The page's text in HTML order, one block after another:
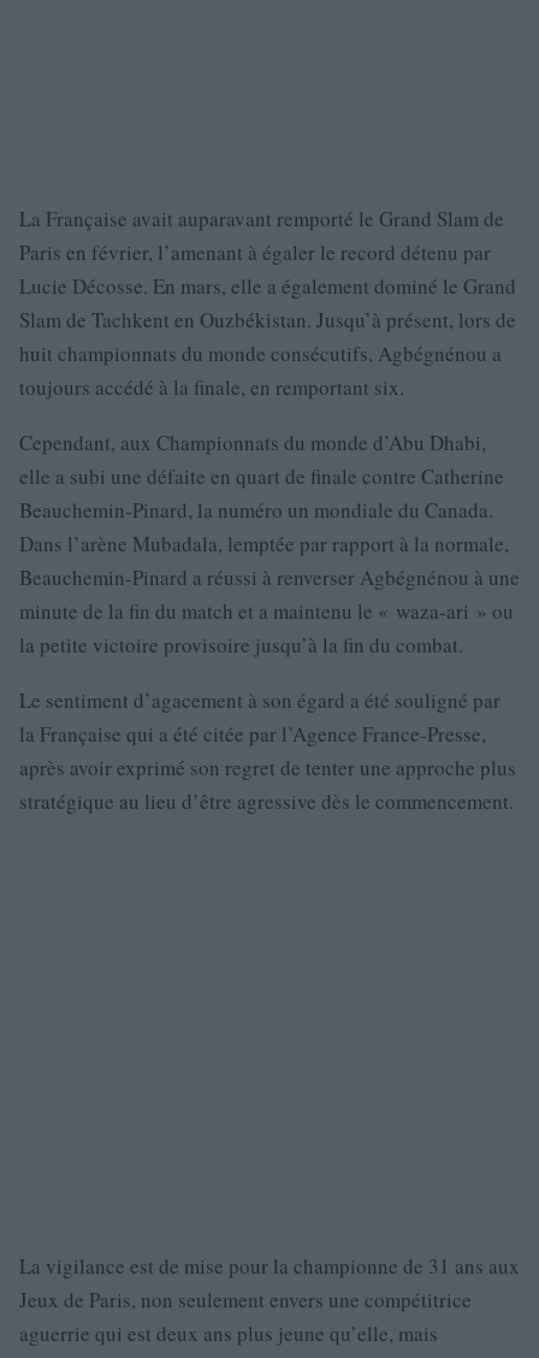
La Française avait auparavant remporté le Grand Slam de
Paris en février, l’amenant à égaler le record détenu par
Lucie Décosse. En mars, elle a également dominé le Grand
Slam de Tachkent en Ouzbékistan. Jusqu’à présent, lors de
huit championnats du monde consécutifs, Agbégnénou a
toujours accédé à la finale, en remportant six.
Cependant, aux Championnats du monde d’Abu Dhabi,
elle a subi une défaite en quart de finale contre Catherine
Beauchemin-Pinard, la numéro un mondiale du Canada.
Dans l’arène Mubadala, lemptée par rapport à la normale,
Beauchemin-Pinard a réussi à renverser Agbégnénou à une
minute de la fin du match et a maintenu le « waza-ari » ou
la petite victoire provisoire jusqu’à la fin du combat.
Le sentiment d’agacement à son égard a été souligné par
la Française qui a été citée par l’Agence France-Presse,
après avoir exprimé son regret de tenter une approche plus
stratégique au lieu d’être agressive dès le commencement.
La vigilance est de mise pour la championne de 31 ans aux
Jeux de Paris, non seulement envers une compétitrice
aguerrie qui est deux ans plus jeune qu’elle, mais